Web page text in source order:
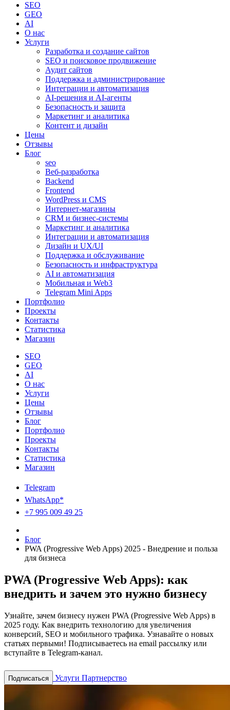
SEO
GEO
AI
О нас
Услуги
Разработка и создание сайтов
SEO и поисковое продвижение
Аудит сайтов
Поддержка и администрирование
Интеграции и автоматизация
AI-решения и AI-агенты
Безопасность и защита
Маркетинг и аналитика
Контент и дизайн
Цены
Отзывы
Блог
seo
Веб-разработка
Backend
Frontend
WordPress и CMS
Интернет-магазины
CRM и бизнес-системы
Маркетинг и аналитика
Интеграции и автоматизация
Дизайн и UX/UI
Поддержка и обслуживание
Безопасность и инфраструктура
AI и автоматизация
Мобильная и Web3
Telegram Mini Apps
Портфолио
Проекты
Контакты
Статистика
Магазин
SEO
GEO
AI
О нас
Услуги
Цены
Отзывы
Блог
Портфолио
Проекты
Контакты
Статистика
Магазин
Telegram
WhatsApp*
+7 995 009 49 25
Блог
PWA (Progressive Web Apps) 2025 - Внедрение и польза
для бизнеса
PWA (Progressive Web Apps): как
внедрить и зачем это нужно бизнесу
Узнайте, зачем бизнесу нужен PWA (Progressive Web Apps) в
2025 году. Как внедрить технологию для увеличения
конверсий, SEO и мобильного трафика. Узнавайте о новых
статьях первыми! Подписываетесь на email рассылку или
вступайте в Telegram-канал.
Подписаться Услуги Партнерство